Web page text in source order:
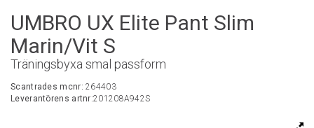
UMBRO UX Elite Pant Slim
Marin/Vit S
Träningsbyxa smal passform
Scantrades mcnr:264403
Leverantörens artnr:201208A942S